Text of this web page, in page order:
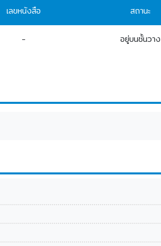
เลขหนังสือ สถานะ
- อยู่บนชั้นวาง